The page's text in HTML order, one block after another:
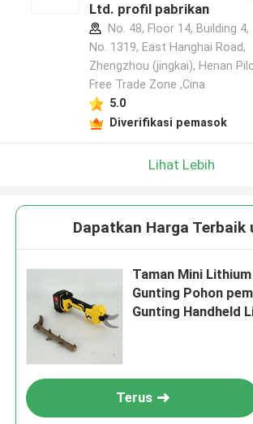
Tinggalkan pesan
kembali!
Ltd. profil pabrikan
No. 48, Floor 14, Building 4,
No. 1319, East Hanghai Road,
Zhengzhou (jingkai), Henan
Free Trade Zone ,Cina
5.0
Diverifikasi pemasok
Lihat Lebih
Dapatkan Harga Terbaik
Taman Mini
Gunting Pohon
Gunting Handheld
Terus